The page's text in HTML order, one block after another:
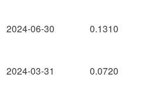
2024-06-30
2024-03-31
0.1310
0.0720